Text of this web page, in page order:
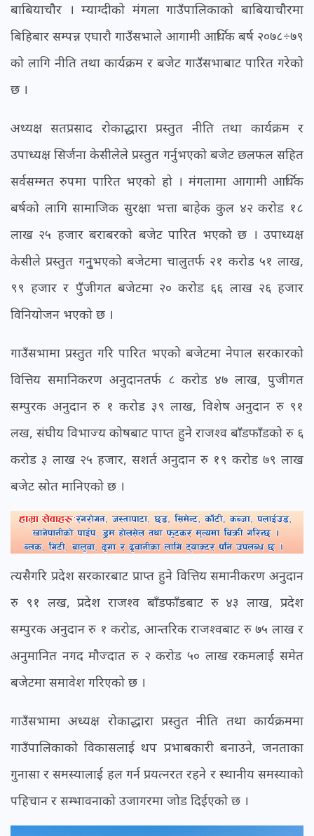
बाबियाचौर । म्याग्दीको मंगला गाउँपालिकाको बाबियाचौरमा
बिहिबार सम्पन्न एघारौ गाउँसभाले आगामी आर्थिक बर्ष २०७८÷७९
को लागि नीति तथा कार्यक्रम र बजेट गाउँसभाबाट पारित गरेको
छ ।
अध्यक्ष सतप्रसाद रोकाद्धारा प्रस्तुत नीति तथा कार्यक्रम र
उपाध्यक्ष सिर्जना केसीलेले प्रस्तुत गर्नुभएको बजेट छलफल सहित
सर्वसम्मत रुपमा पारित भएको हो । मंगलामा आगामी आर्थिक
बर्षको लागि सामाजिक सुरक्षा भत्ता बाहेक कुल ४२ करोड १८
लाख २५ हजार बराबरको बजेट पारित भएको छ । उपाध्यक्ष
केसीले प्रस्तुत गनुृभएको बजेटमा चालुतर्फ २१ करोड ५१ लाख,
९९ हजार र पुँजीगत बजेटमा २० करोड ६६ लाख २६ हजार
विनियोजन भएको छ ।
गाउँसभामा प्रस्तुत गरि पारित भएको बजेटमा नेपाल सरकारको
वित्तिय समानिकरण अनुदानतर्फ ८ करोड ४७ लाख, पुजीगत
सम्पुरक अनुदान रु १ करोड ३९ लाख, विशेष अनुदान रु ९१
लख, संघीय विभाज्य कोषबाट पाप्त हुने राजश्व बाँडफाँडको रु ६
करोड ३ लाख २५ हजार, सशर्त अनुदान रु १९ करोड ७९ लाख
बजेट स्रोत मानिएको छ ।
त्यसैगरि प्रदेश सरकारबाट प्राप्त हुने वित्तिय समानीकरण अनुदान
रु ९१ लख, प्रदेश राजश्व बाँडफाँडबाट रु ४३ लाख, प्रदेश
सम्पुरक अनुदान रु १ करोड, आन्तरिक राजश्वबाट रु ७५ लाख र
अनुमानित नगद मौज्दात रु २ करोड ५० लाख रकमलाई समेत
बजेटमा समावेश गरिएको छ ।
गाउँसभामा अध्यक्ष रोकाद्धारा प्रस्तुत नीति तथा कार्यक्रममा
गाउँपालिकाको विकासलाई थप प्रभाबकारी बनाउने, जनताका
गुनासा र समस्यालाई हल गर्न प्रयत्नरत रहने र स्थानीय समस्याको
पहिचान र सम्भावनाको उजागरमा जोड दिईएको छ ।